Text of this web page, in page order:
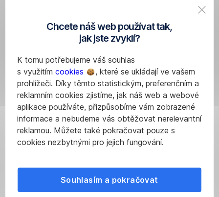
Chcete náš web používat tak,
jak jste zvyklí?
K tomu potřebujeme váš souhlas
s využitím cookies
, které se ukládají ve vašem
prohlížeči. Díky těmto statistickým, preferenčním a
reklamním cookies zjistíme, jak náš web a webové
aplikace používáte, přizpůsobíme vám zobrazené
informace a nebudeme vás obtěžovat nerelevantní
reklamou. Můžete také pokračovat pouze s
cookies nezbytnými pro jejich fungování.
Souhlasím a pokračovat